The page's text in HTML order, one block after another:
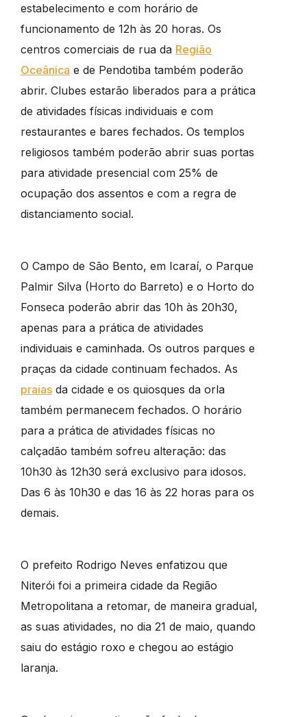
estabelecimento e com horário de
funcionamento de 12h às 20 horas. Os
centros comerciais de rua da Região
Oceânica e de Pendotiba também poderão
abrir. Clubes estarão liberados para a prática
de atividades físicas individuais e com
restaurantes e bares fechados. Os templos
religiosos também poderão abrir suas portas
para atividade presencial com 25% de
ocupação dos assentos e com a regra de
distanciamento social.
O Campo de São Bento, em Icaraí, o Parque
Palmir Silva (Horto do Barreto) e o Horto do
Fonseca poderão abrir das 10h às 20h30,
apenas para a prática de atividades
individuais e caminhada. Os outros parques e
praças da cidade continuam fechados. As
praiasda cidade e os quiosques da orla
também permanecem fechados. O horário
para a prática de atividades físicas no
calçadão também sofreu alteração: das
10h30 às 12h30 será exclusivo para idosos.
Das 6 às 10h30 e das 16 às 22 horas para os
demais.
O prefeito Rodrigo Neves enfatizou que
Niterói foi a primeira cidade da Região
Metropolitana a retomar, de maneira gradual,
as suas atividades, no dia 21 de maio, quando
saiu do estágio roxo e chegou ao estágio
laranja.